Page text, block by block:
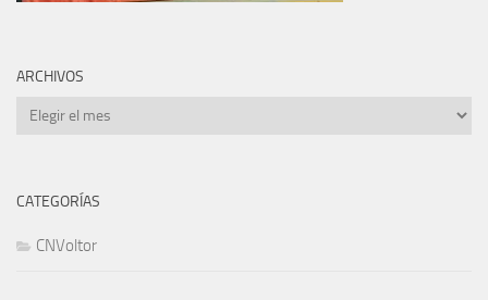
ARCHIVOS
Archivos
CATEGORÍAS
CNVoltor